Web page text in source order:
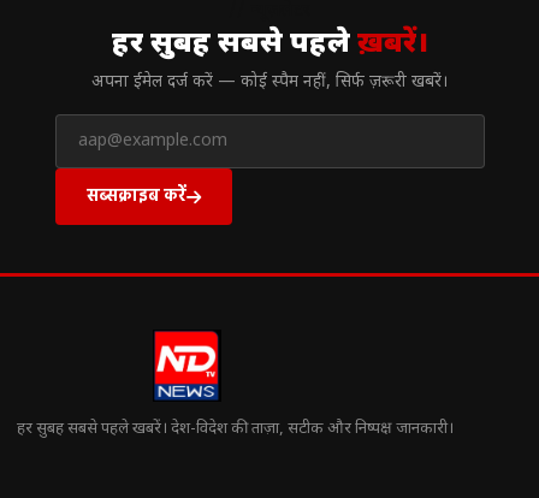
हर सुबह सबसे पहलेख़बरें।
अपना ईमेल दर्ज करें — कोई स्पैम नहीं, सिर्फ ज़रूरी खबरें।
सब्सक्राइब करें
हर सुबह सबसे पहले खबरें। देश-विदेश की ताज़ा, सटीक और निष्पक्ष जानकारी।